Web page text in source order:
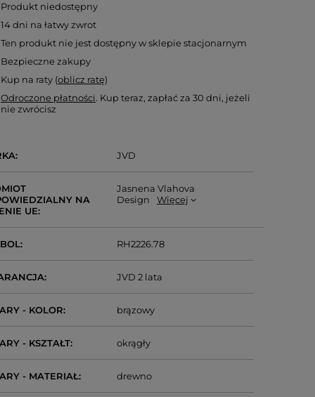
Produkt niedostępny
14dni na łatwy zwrot
Ten produkt nie jest dostępny w sklepie stacjonarnym
Bezpieczne zakupy
Kup na raty (oblicz ratę)
Odroczone płatności. Kup teraz, zapłać za 30 dni, jeżeli
nie zwrócisz
JVD
NA
UE
Jasnena Vlahova
Design
Więcej
RH2226.78
JVD 2 lata
- KOLOR brązowy
- KSZTAŁT okrągły
- MATERIAŁ drewno